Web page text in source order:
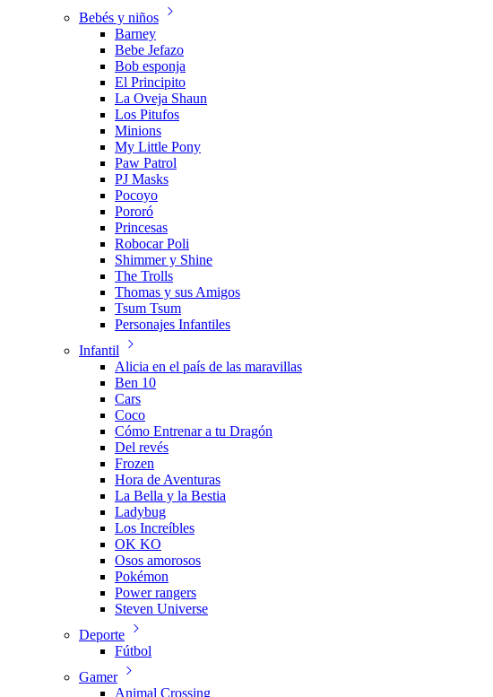
Bebés y niños
Barney
Bebe Jefazo
Bob esponja
El Principito
La Oveja Shaun
Los Pitufos
Minions
My Little Pony
Paw Patrol
PJ Masks
Pocoyo
Pororó
Princesas
Robocar Poli
Shimmer y Shine
The Trolls
Thomas y sus Amigos
Tsum Tsum
Personajes Infantiles
Infantil
Alicia en el país de las maravillas
Ben 10
Cars
Coco
Cómo Entrenar a tu Dragón
Del revés
Frozen
Hora de Aventuras
La Bella y la Bestia
Ladybug
Los Increíbles
OK KO
Osos amorosos
Pokémon
Power rangers
Steven Universe
Deporte
Fútbol
Gamer
Animal Crossing